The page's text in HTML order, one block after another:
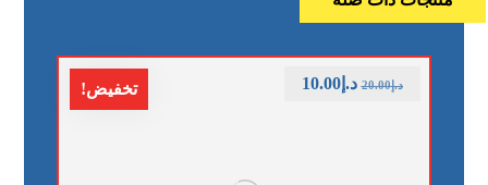
تخفيض! د.إ20.00 د.إ10.00